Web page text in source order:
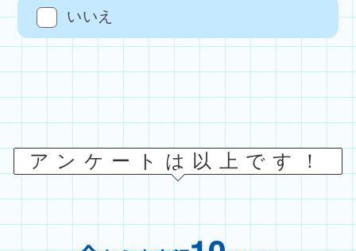
いいえ
アンケートは以上です！